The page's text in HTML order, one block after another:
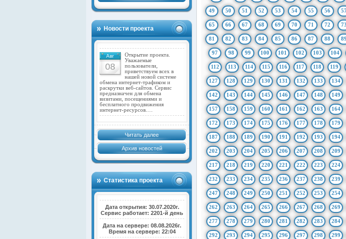
Новости проекта
Авг
08
Открытие проекта.
Уважаемые
пользователи,
приветствуем всех в
нашей новой системе
обмена интернет-трафиком и
раскрутки веб-сайтов. Сервис
предназначен для обмена
визитами, посещениями и
бесплатного продвижения
интернет-ресурсов.…
Читать далее
Архив новостей
Статистика проекта
Дата открытия: 30.07.2020г.
Сервис работает: 2201-й день
Дата на сервере: 08.08.2026г.
Время на сервере: 22:04
49 50 51 52 53 54 55 56
65 66 67 68 69 70 71 72 73
81 82 83 84 85 86 87 88 89
97 98 99 100 101 102 103 104
112 113 114 115 116 117 118 119
127 128 129 130 131 132 133 134
142 143 144 145 146 147 148 149
157 158 159 160 161 162 163 164
172 173 174 175 176 177 178 179
187 188 189 190 191 192 193 194
202 203 204 205 206 207 208 209
217 218 219 220 221 222 223 224
232 233 234 235 236 237 238 239
247 248 249 250 251 252 253 254
262 263 264 265 266 267 268 269
277 278 279 280 281 282 283 284
292 293 294 295 296 297 298 299